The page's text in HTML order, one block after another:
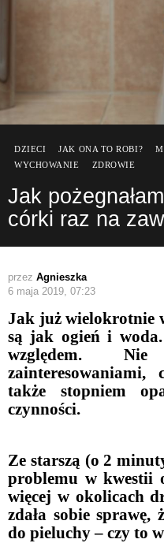
DZIECI JAK ONA TO ROBI?
WYCHOWANIE
ZDROWIE
Jak
córki raz na
przez Agnieszka
6 maja 2019, 07:23
Jak już wielokrotnie
są jak ogień i
względem.
zainteresowaniami,
także stopniem
czynności.
Ze starszą (o 2
problemu w kwestii
więcej w okolicach
zdała sobie sprawę,
do pieluchy – czy to